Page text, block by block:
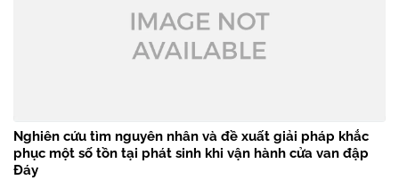
Nghiên cứu tìm nguyên nhân và đề xuất giải pháp khắc
phục một số tồn tại phát sinh khi vận hành cửa van đập
Đáy